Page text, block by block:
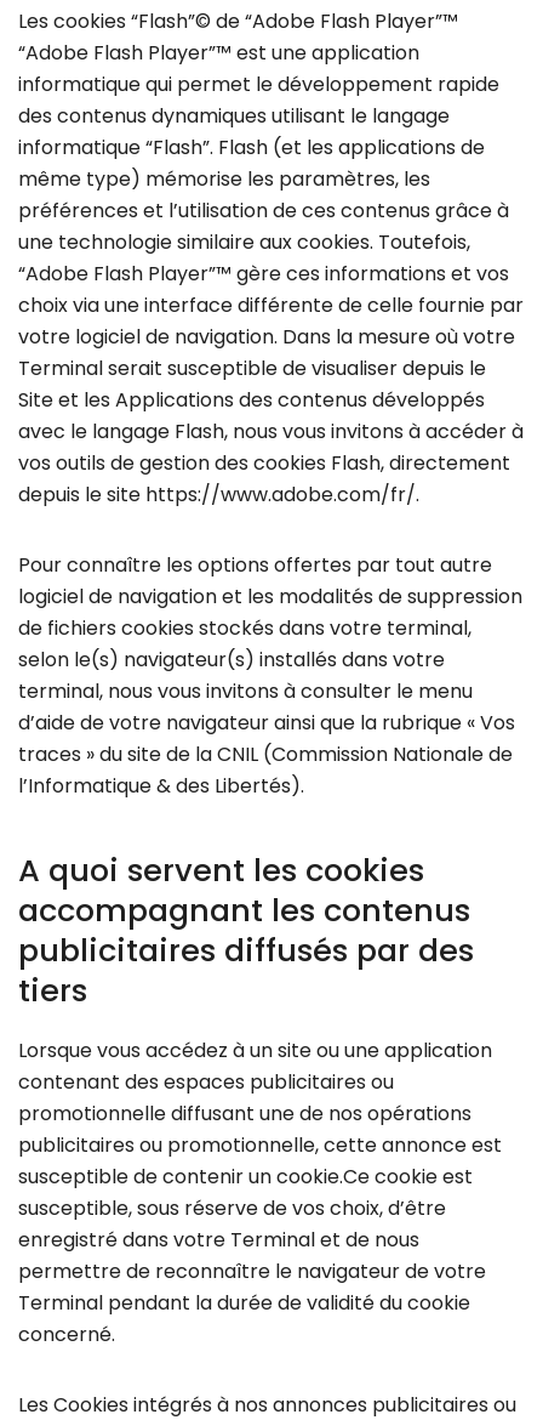
Les cookies “Flash”© de “Adobe Flash Player”™
“Adobe Flash Player”™ est une application
informatique qui permet le développement rapide
des contenus dynamiques utilisant le langage
informatique “Flash”. Flash (et les applications de
même type) mémorise les paramètres, les
préférences et l’utilisation de ces contenus grâce à
une technologie similaire aux cookies. Toutefois,
“Adobe Flash Player”™ gère ces informations et vos
choix via une interface différente de celle fournie par
votre logiciel de navigation. Dans la mesure où votre
Terminal serait susceptible de visualiser depuis le
Site et les Applications des contenus développés
avec le langage Flash, nous vous invitons à accéder à
vos outils de gestion des cookies Flash, directement
depuis le site https://www.adobe.com/fr/.
Pour connaître les options offertes par tout autre
logiciel de navigation et les modalités de suppression
de fichiers cookies stockés dans votre terminal,
selon le(s) navigateur(s) installés dans votre
terminal, nous vous invitons à consulter le menu
d’aide de votre navigateur ainsi que la rubrique « Vos
traces » du site de la CNIL (Commission Nationale de
l’Informatique & des Libertés).
A quoi servent les cookies
accompagnant les contenus
publicitaires diffusés par des
tiers
Lorsque vous accédez à un site ou une application
contenant des espaces publicitaires ou
promotionnelle diffusant une de nos opérations
publicitaires ou promotionnelle, cette annonce est
susceptible de contenir un cookie.Ce cookie est
susceptible, sous réserve de vos choix, d’être
enregistré dans votre Terminal et de nous
permettre de reconnaître le navigateur de votre
Terminal pendant la durée de validité du cookie
concerné.
Les Cookies intégrés à nos annonces publicitaires ou